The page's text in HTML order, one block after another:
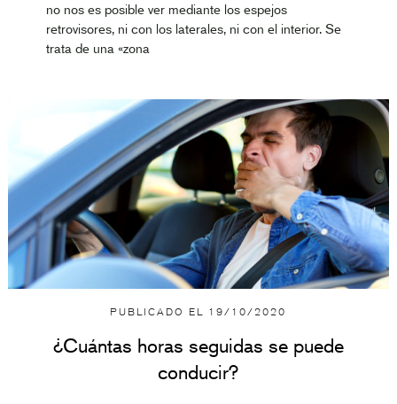
no nos es posible ver mediante los espejos
retrovisores, ni con los laterales, ni con el interior. Se
trata de una «zona
PUBLICADO EL 19/10/2020
¿Cuántas horas seguidas se puede
conducir?